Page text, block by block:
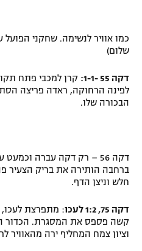
כמו אוויר לנשימה. שחקני הפועל
שלום)
דקה 55 -1-1:
קרן למכבי פתח
לפינה הרחוקה, ראדה פריצה
הבכורה שלו.
דקה 56 – רק דקה עברה
חלש וניצן הדף.
דקה 75, 1:2 לעכו
: מתפרצת לעכו,
קשה פספס את המסגרת. הכדור
וציון צמח המחליף ירה מהאוויר